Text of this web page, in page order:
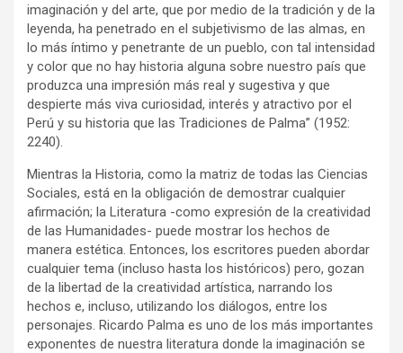
imaginación y del arte, que por medio de la tradición y de la
leyenda, ha penetrado en el subjetivismo de las almas, en
lo más íntimo y penetrante de un pueblo, con tal intensidad
y color que no hay historia alguna sobre nuestro país que
produzca una impresión más real y sugestiva y que
despierte más viva curiosidad, interés y atractivo por el
Perú y su historia que las Tradiciones de Palma” (1952:
2240).
Mientras la Historia, como la matriz de todas las Ciencias
Sociales, está en la obligación de demostrar cualquier
afirmación; la Literatura -como expresión de la creatividad
de las Humanidades- puede mostrar los hechos de
manera estética. Entonces, los escritores pueden abordar
cualquier tema (incluso hasta los históricos) pero, gozan
de la libertad de la creatividad artística, narrando los
hechos e, incluso, utilizando los diálogos, entre los
personajes. Ricardo Palma es uno de los más importantes
exponentes de nuestra literatura donde la imaginación se